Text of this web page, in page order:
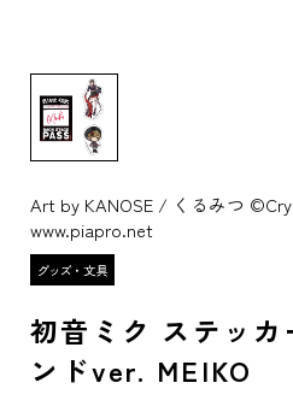
Art by KANOSE / くるみつ
www.piapro.net
初音ミク ステッ
ンドver. MEIKO